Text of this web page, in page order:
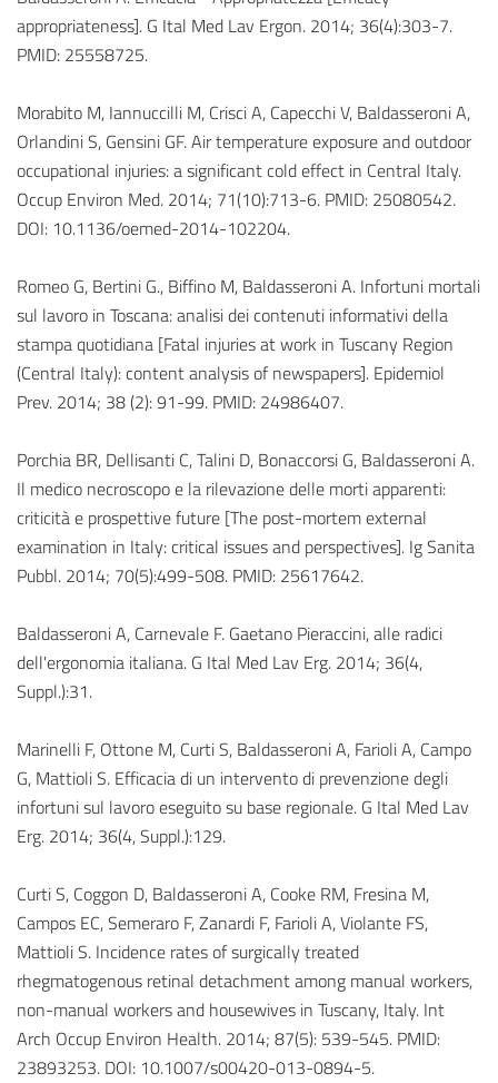
appropriateness]. G Ital Med Lav Ergon. 2014; 36(4):303-7.
PMID: 25558725.
Morabito M, Iannuccilli M, Crisci A, Capecchi V, Baldasseroni A,
Orlandini S, Gensini GF. Air temperature exposure and outdoor
occupational injuries: a significant cold effect in Central Italy.
Occup Environ Med. 2014; 71(10):713-6. PMID: 25080542.
DOI: 10.1136/oemed-2014-102204.
Romeo G, Bertini G., Biffino M, Baldasseroni A. Infortuni mortali
sul lavoro in Toscana: analisi dei contenuti informativi della
stampa quotidiana [Fatal injuries at work in Tuscany Region
(Central Italy): content analysis of newspapers]. Epidemiol
Prev. 2014; 38 (2): 91-99. PMID: 24986407.
Porchia BR, Dellisanti C, Talini D, Bonaccorsi G, Baldasseroni A.
Il medico necroscopo e la rilevazione delle morti apparenti:
criticità e prospettive future [The post-mortem external
examination in Italy: critical issues and perspectives]. Ig Sanita
Pubbl. 2014; 70(5):499-508. PMID: 25617642.
Baldasseroni A, Carnevale F. Gaetano Pieraccini, alle radici
dell'ergonomia italiana. G Ital Med Lav Erg. 2014; 36(4,
Suppl.):31.
Marinelli F, Ottone M, Curti S, Baldasseroni A, Farioli A, Campo
G, Mattioli S. Efficacia di un intervento di prevenzione degli
infortuni sul lavoro eseguito su base regionale. G Ital Med Lav
Erg. 2014; 36(4, Suppl.):129.
Curti S, Coggon D, Baldasseroni A, Cooke RM, Fresina M,
Campos EC, Semeraro F, Zanardi F, Farioli A, Violante FS,
Mattioli S. Incidence rates of surgically treated
rhegmatogenous retinal detachment among manual workers,
non-manual workers and housewives in Tuscany, Italy. Int
Arch Occup Environ Health. 2014; 87(5): 539-545. PMID:
23893253. DOI: 10.1007/s00420-013-0894-5.